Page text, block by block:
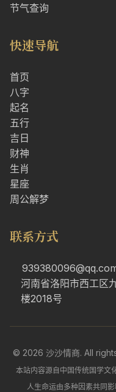
节气查询
快速导航
首页
八字
起名
五行
吉日
财神
生肖
星座
周公解梦
联系方式
河南省洛阳市西工区
楼2018号
© 2026 沙沙情商. All
本站内容源自中国传统国学文
人生命运由多种因素共同